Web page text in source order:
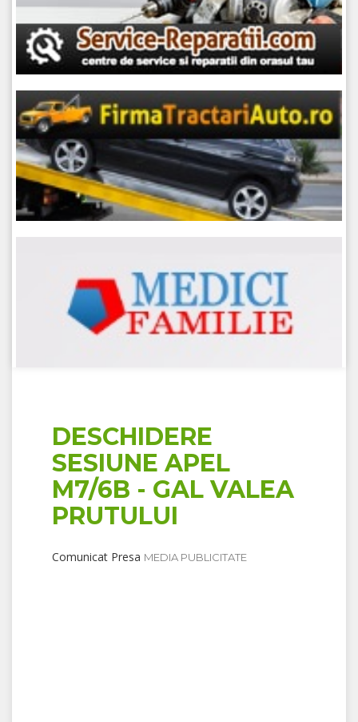
DESCHIDERE
SESIUNE APEL
M7/6B - GAL VALEA
PRUTULUI
Comunicat Presa MEDIA PUBLICITATE